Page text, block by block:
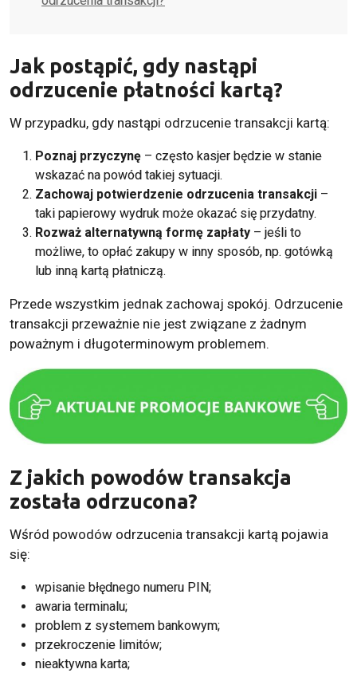
Jak postąpić, gdy nastąpi
odrzucenie płatności kartą?
W przypadku, gdy nastąpi odrzucenie transakcji kartą:
Poznaj przyczynę – często kasjer będzie w stanie
wskazać na powód takiej sytuacji.
Zachowaj potwierdzenie odrzucenia transakcji –
taki papierowy wydruk może okazać się przydatny.
Rozważ alternatywną formę zapłaty – jeśli to
możliwe, to opłać zakupy w inny sposób, np. gotówką
lub inną kartą płatniczą.
Przede wszystkim jednak zachowaj spokój. Odrzucenie
transakcji przeważnie nie jest związane z żadnym
poważnym i długoterminowym problemem.
Z jakich powodów transakcja
została odrzucona?
Wśród powodów odrzucenia transakcji kartą pojawia
się:
wpisanie błędnego numeru PIN;
awaria terminalu;
problem z systemem bankowym;
przekroczenie limitów;
nieaktywna karta;